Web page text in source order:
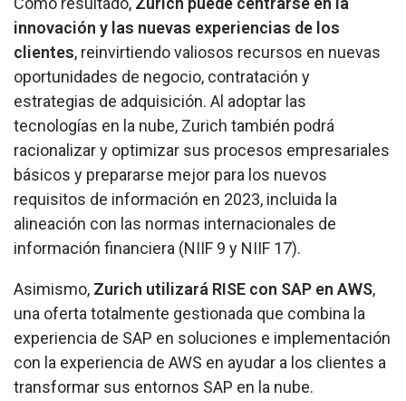
innovación y las nuevas experiencias de los
clientes, reinvirtiendo valiosos recursos en nuevas
oportunidades de negocio, contratación y
estrategias de adquisición. Al adoptar las
tecnologías en la nube, Zurich también podrá
racionalizar y optimizar sus procesos empresariales
básicos y prepararse mejor para los nuevos
requisitos de información en 2023, incluida la
alineación con las normas internacionales de
información financiera (NIIF 9 y NIIF 17).
Asimismo, Zurich utilizará RISE con SAP en AWS,
una oferta totalmente gestionada que combina la
experiencia de SAP en soluciones e implementación
con la experiencia de AWS en ayudar a los clientes a
transformar sus entornos SAP en la nube.